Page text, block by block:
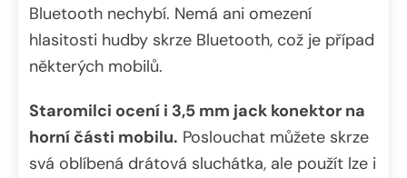
Bluetooth nechybí. Nemá ani omezení
hlasitosti hudby skrze Bluetooth, což je případ
některých mobilů.
Staromilci ocení i 3,5 mm jack konektor na
horní části mobilu. Poslouchat můžete skrze
svá oblíbená drátová sluchátka, ale použít lze i